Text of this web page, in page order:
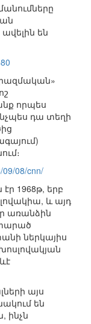
են
որպես
դա տեղի
09/08/cnn/
1968թ, երբ
և այդ
առանձին
ներկայիս
այս
են
ինչն